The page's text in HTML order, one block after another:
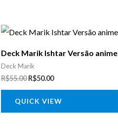
Deck Marik Ishtar Versão anime
Deck Marik
R$55.00
O
preço
era:
R$55.00.
R$50.00
O
preço
é:
QUICK VIEW